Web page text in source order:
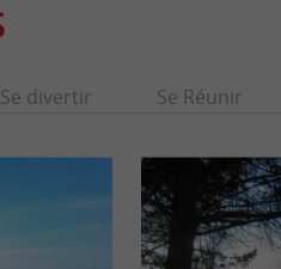
Se divertir Se Réunir